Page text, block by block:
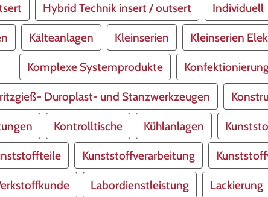
Hybrid Technik insert / outsert Individuell
Kälteanlagen Kleinserien Kleinserien
Komplexe Systemprodukte
Duroplast- und Stanzwerkzeugen
Kontrolltische Kühlanlagen
Kunststoffverarbeitung
Labordienstleistung Lackierung